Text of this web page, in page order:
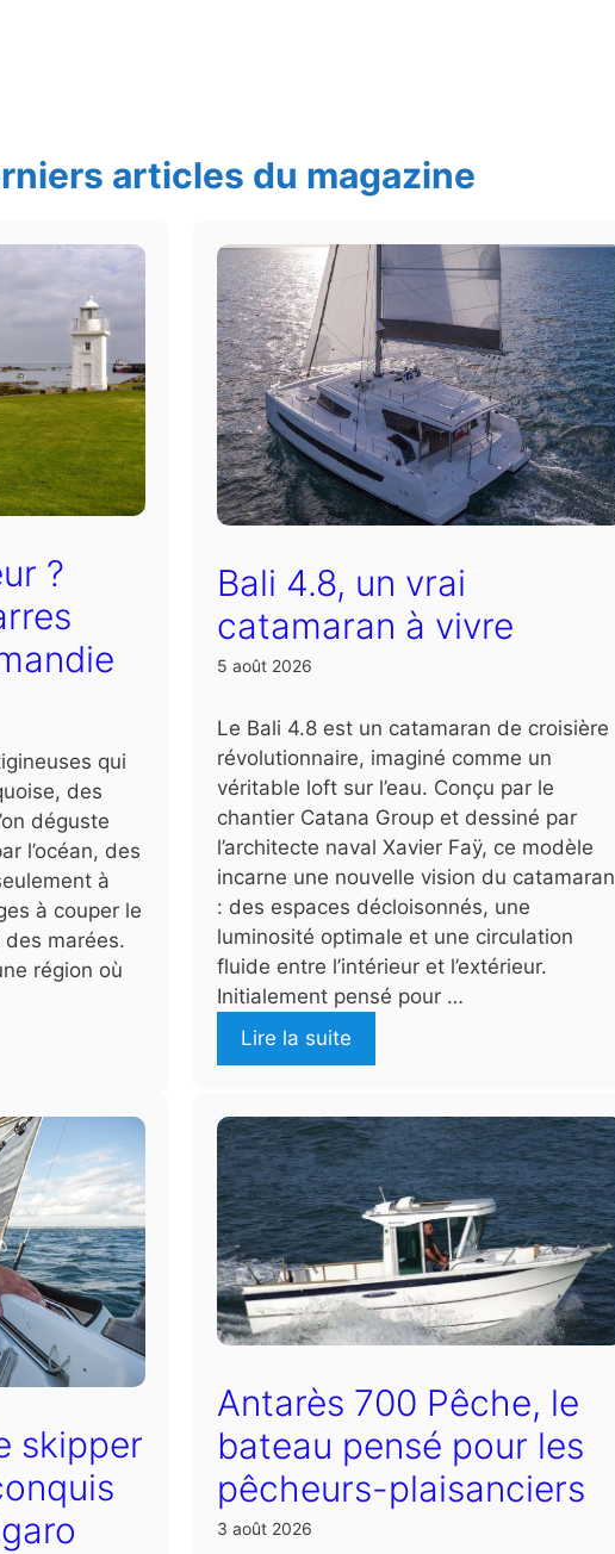
articles du magazine
?
qui
des
déguste
l’océan, des
à
à couper le
marées.
région où
Bali 4.8, un vrai
catamaran à vivre
5 août 2026
Le Bali 4.8 est un catamaran de croisière
révolutionnaire, imaginé comme un
véritable loft sur l’eau. Conçu par le
chantier Catana Group et dessiné par
l’architecte naval Xavier Faÿ, ce modèle
incarne une nouvelle vision du catamaran
: des espaces décloisonnés, une
luminosité optimale et une circulation
fluide entre l’intérieur et l’extérieur.
Initialement pensé pour …
Lire la suite
skipper
Antarès 700 Pêche, le
bateau pensé pour les
pêcheurs-plaisanciers
3 août 2026